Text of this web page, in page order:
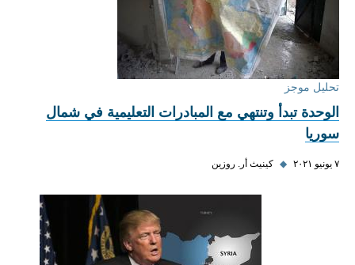
تحليل موجز
الوحدة تبدأ وتنتهي مع المبادرات التعليمية في شمال
سوريا
٧ يونيو ٢٠٢١ ◆ كينيث أر. روزين